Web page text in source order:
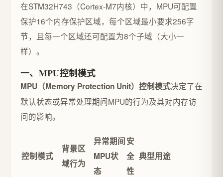
在STM32H743（Cortex-M7内核）中，MPU可配置
保护16个内存保护区域，每个区域最小要求256字
节，且每一个区域还可配置为8个子域（大小一
样）。
一、MPU控制模式
MPU（Memory Protection Unit）控制模式决定了在
默认状态或异常处理期间MPU的行为及其对内存访
问的影响。
控制模式
背景区
域行为
异常期间
MPU状
态
安
全
性
典型用途